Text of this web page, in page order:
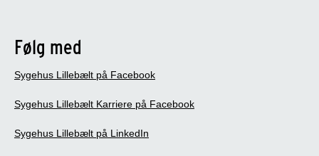
Følg med
Sygehus Lillebælt på Facebook
Sygehus Lillebælt Karriere på Facebook
Sygehus Lillebælt på LinkedIn